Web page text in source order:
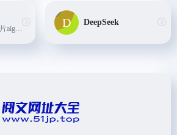
百度旗下文案成片aigc创作平台
DeepSeek